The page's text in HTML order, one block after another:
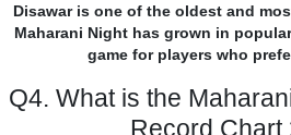
Disawar is one of the oldest and
Maharani Night has grown in
game for players who
Q4. What is the
Record Chart